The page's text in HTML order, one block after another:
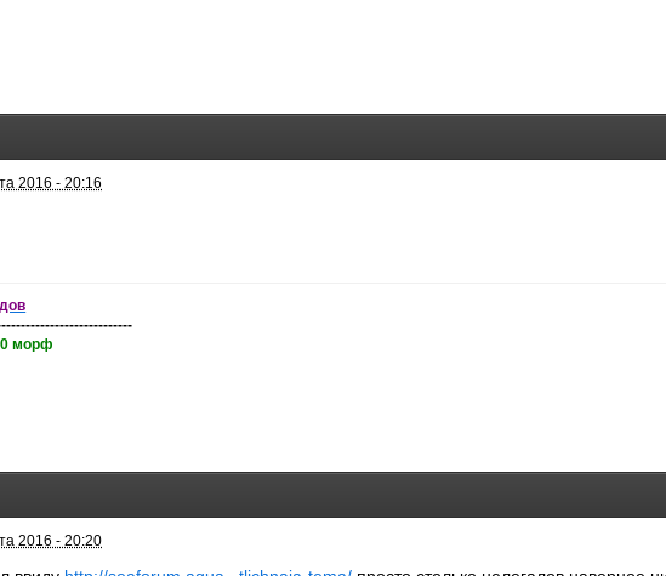
2016 - 20:16
морф
2016 - 20:20